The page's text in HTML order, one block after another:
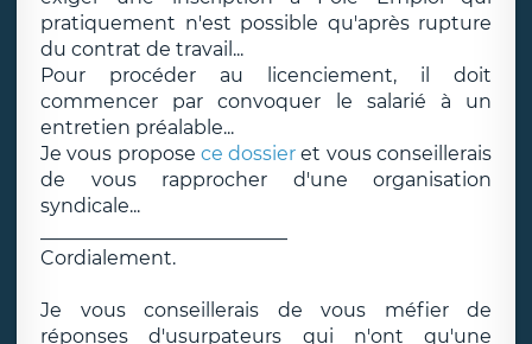
pratiquement n'est possible qu'après rupture
du contrat de travail...
Pour procéder au licenciement, il doit
commencer par convoquer le salarié à un
entretien préalable...
Je vous propose ce dossier et vous conseillerais
de vous rapprocher d'une organisation
syndicale...
Cordialement.
Je vous conseillerais de vous méfier de
réponses d'usurpateurs qui n'ont qu'une